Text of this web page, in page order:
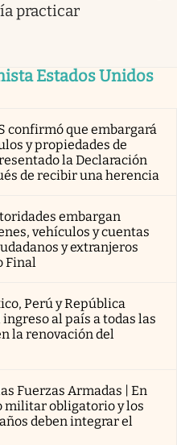
practicar
Estados Unidos
confirmó que embargará
y propiedades de
la Declaración
de recibir una herencia
embargan
vehículos y cuentas
y extranjeros
Final
Perú y República
al país a todas las
la renovación del
Fuerzas Armadas | En
militar obligatorio y los
deben integrar el